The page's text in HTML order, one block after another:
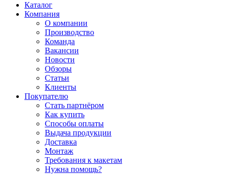
Каталог
Компания
О компании
Производство
Команда
Вакансии
Новости
Обзоры
Статьи
Клиенты
Покупателю
Стать партнёром
Как купить
Способы оплаты
Выдача продукции
Доставка
Монтаж
Требования к макетам
Нужна помощь?